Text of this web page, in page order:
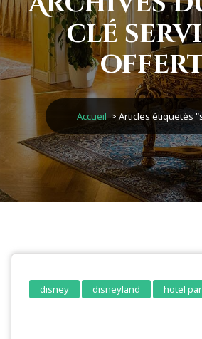
clé
Accueil> Articles étiquetés
disney disneyland hotel